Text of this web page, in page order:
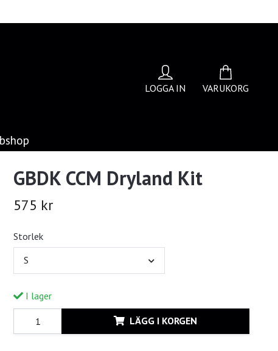
LOGGA IN VARUKORG
GBDK CCM Dryland Kit
575 kr
Storlek
S
I lager
LÄGG I KORGEN